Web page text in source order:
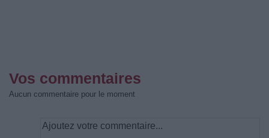
Vos commentaires
Aucun commentaire pour le moment